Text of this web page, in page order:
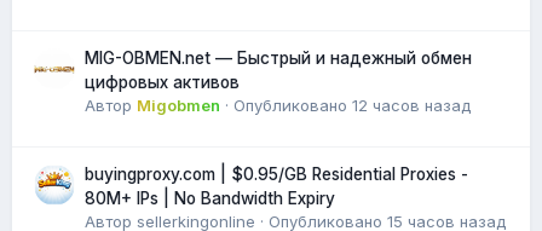
MIG-OBMEN.net — Быстрый и надежный обмен
цифровых активов
Автор Migobmen · Опубликовано 12 часов назад
buyingproxy.com | $0.95/GB Residential Proxies -
80M+ IPs | No Bandwidth Expiry
Автор sellerkingonline · Опубликовано 15 часов назад